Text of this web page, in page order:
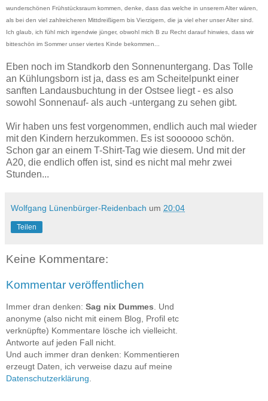
wunderschönen Frühstücksraum kommen, denke, dass das welche in unserem Alter wären,
als bei den viel zahlreicheren Mittdreißigern bis Vierzigern, die ja viel eher unser Alter sind.
Ich glaub, ich fühl mich irgendwie jünger, obwohl mich B zu Recht darauf hinwies, dass wir
bitteschön im Sommer unser viertes Kinde bekommen...
Eben noch im Standkorb den Sonnenuntergang. Das Tolle
an Kühlungsborn ist ja, dass es am Scheitelpunkt einer
sanften Landausbuchtung in der Ostsee liegt - es also
sowohl Sonnenauf- als auch -untergang zu sehen gibt.
Wir haben uns fest vorgenommen, endlich auch mal wieder
mit den Kindern herzukommen. Es ist soooooo schön.
Schon gar an einem T-Shirt-Tag wie diesem. Und mit der
A20, die endlich offen ist, sind es nicht mal mehr zwei
Stunden...
Wolfgang Lünenbürger-Reidenbach um 20:04
Teilen
Keine Kommentare:
Kommentar veröffentlichen
Immer dran denken: Sag nix Dummes . Und
anonyme (also nicht mit einem Blog, Profil etc
verknüpfte) Kommentare lösche ich vielleicht.
Antworte auf jeden Fall nicht.
Und auch immer dran denken: Kommentieren
erzeugt Daten, ich verweise dazu auf meine
Datenschutzerklärung